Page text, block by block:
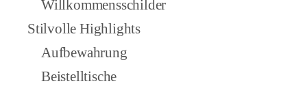
Willkommensschilder
Stilvolle Highlights
Aufbewahrung
Beistelltische